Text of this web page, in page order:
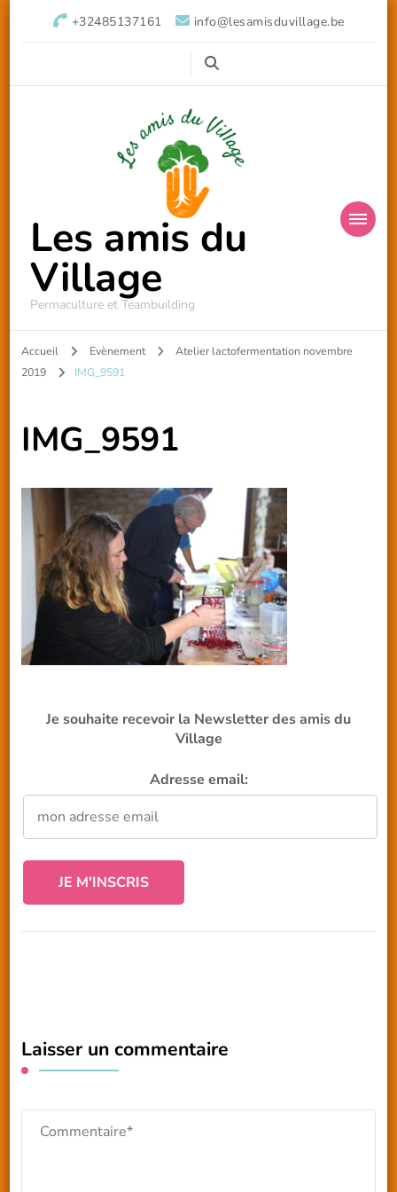
+32485137161 info@lesamisduvillage.be
Les amis du
Village
Permaculture et Teambuilding
Accueil Evènement
Atelier lactofermentation novembre
2019
IMG_9591
IMG_9591
Je souhaite recevoir la Newsletter des amis du
Village
Adresse email:
Laisser un commentaire